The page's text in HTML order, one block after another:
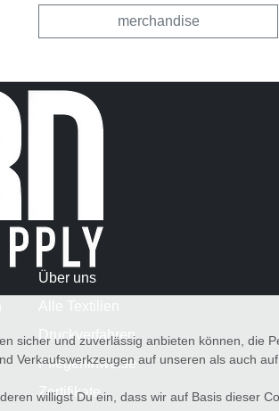
merchandise
Über uns
Druckverfahren
Pflegehinweise
Zertifikate
sicher und zuverlässig anbieten können, die
auf unseren als auch
willigst Du ein, dass wir auf Basis dieser